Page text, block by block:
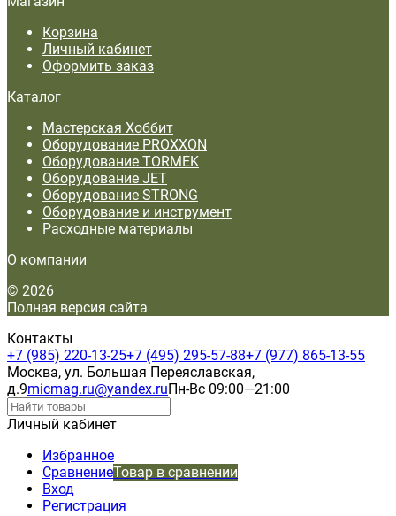
Корзина
Личный кабинет
Оформить заказ
Каталог
Мастерская Хоббит
Оборудование PROXXON
Оборудование TORMEK
Оборудование JET
Оборудование STRONG
Оборудование и инструмент
Расходные материалы
О компании
© 2026
Полная версия сайта
Контакты
+7 (985) 220-13-25+7 (495) 295-57-88+7 (977) 865-13-55
Москва, ул. Большая Переяславская,
д.9micmag.ru@yandex.ruПн-Вс 09:00—21:00
Личный кабинет
Избранное
СравнениеТовар в сравнении
Вход
Регистрация